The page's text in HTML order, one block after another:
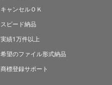
キャンセルＯＫ
スピード納品
実績1万件以上
希望のファイル形式納品
商標登録サポート